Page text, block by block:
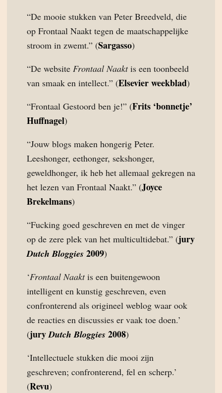
“De mooie stukken van Peter Breedveld, die
op Frontaal Naakt tegen de maatschappelijke
stroom in zwemt.” (Sargasso)
“De website Frontaal Naaktis een toonbeeld
van smaak en intellect.” (Elsevier weekblad)
“Frontaal Gestoord ben je!” (Frits ‘bonnetje’
Huffnagel)
“Jouw blogs maken hongerig Peter.
Leeshonger, eethonger, sekshonger,
geweldhonger, ik heb het allemaal gekregen na
het lezen van Frontaal Naakt.” (Joyce
Brekelmans)
“Fucking goed geschreven en met de vinger
op de zere plek van het multicultidebat.” (jury
Dutch Bloggies 2009)
‘Frontaal Naaktis een buitengewoon
intelligent en kunstig geschreven, even
confronterend als origineel weblog waar ook
de reacties en discussies er vaak toe doen.’
(juryDutch Bloggies 2008)
‘Intellectuele stukken die mooi zijn
geschreven; confronterend, fel en scherp.’
(Revu)